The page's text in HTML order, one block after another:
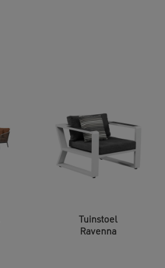
Tuinstoel
Ravenna